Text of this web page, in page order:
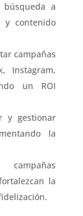
a
y contenido
campañas
Instagram,
un ROI
y gestionar
la
la